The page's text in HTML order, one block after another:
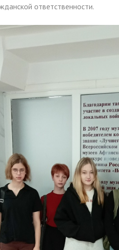
ответственности.